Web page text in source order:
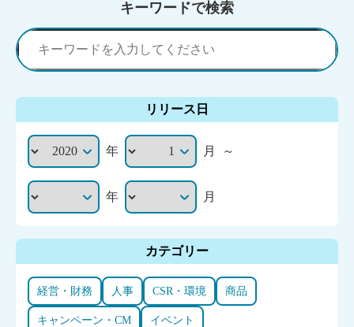
キーワードで検索
リリース日
年 月 ～
年 月
カテゴリー
経営・財務 人事 CSR・環境 商品
キャンペーン・CM イベント